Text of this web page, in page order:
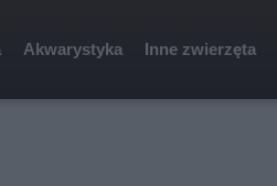
Akwarystyka Inne zwierzęta